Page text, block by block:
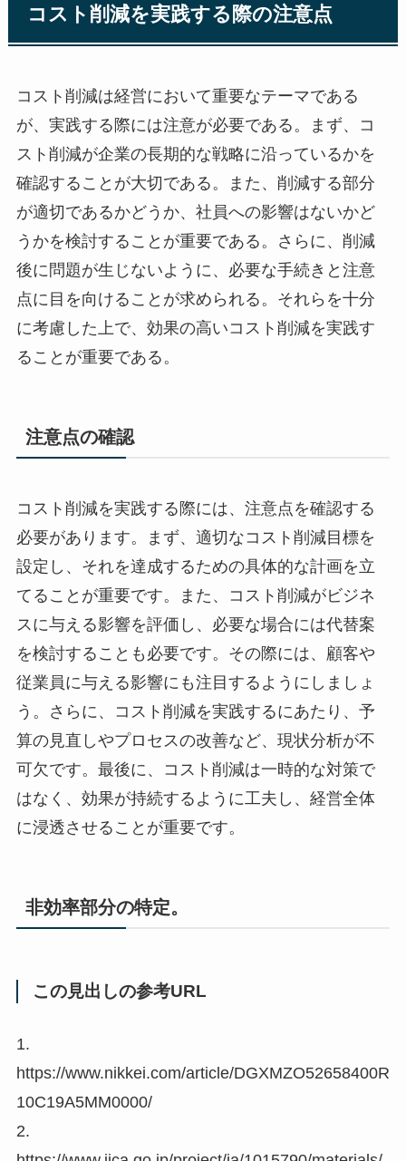
コスト削減を実践する際の注意点
コスト削減は経営において重要なテーマである
が、実践する際には注意が必要である。まず、コ
スト削減が企業の長期的な戦略に沿っているかを
確認することが大切である。また、削減する部分
が適切であるかどうか、社員への影響はないかど
うかを検討することが重要である。さらに、削減
後に問題が生じないように、必要な手続きと注意
点に目を向けることが求められる。それらを十分
に考慮した上で、効果の高いコスト削減を実践す
ることが重要である。
注意点の確認
コスト削減を実践する際には、注意点を確認する
必要があります。まず、適切なコスト削減目標を
設定し、それを達成するための具体的な計画を立
てることが重要です。また、コスト削減がビジネ
スに与える影響を評価し、必要な場合には代替案
を検討することも必要です。その際には、顧客や
従業員に与える影響にも注目するようにしましょ
う。さらに、コスト削減を実践するにあたり、予
算の見直しやプロセスの改善など、現状分析が不
可欠です。最後に、コスト削減は一時的な対策で
はなく、効果が持続するように工夫し、経営全体
に浸透させることが重要です。
非効率部分の特定。
この見出しの参考URL
1.
https://www.nikkei.com/article/DGXMZO52658400R
10C19A5MM0000/
2.